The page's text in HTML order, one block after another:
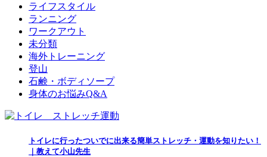
ライフスタイル
ランニング
ワークアウト
未分類
海外トレーニング
登山
石鹸・ボディソープ
身体のお悩みQ&A
トイレに行ったついでに出来る簡単ストレッチ・運動を知りたい！
｜教えて小山先生